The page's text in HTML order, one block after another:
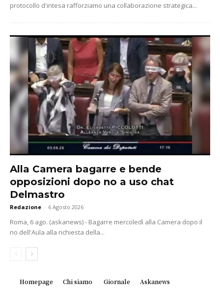
protocollo d'intesa rafforziamo una collaborazione strategica...
Alla Camera bagarre e bende
opposizioni dopo no a uso chat
Delmastro
Redazione - 6 Agosto 2026
Roma, 6 ago. (askanews) - Bagarre mercoledì alla Camera dopo il
no dell'Aula alla richiesta della...
Homepage Chi siamo Giornale
Askanews